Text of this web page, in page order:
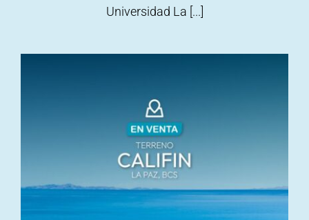
Universidad La [...]